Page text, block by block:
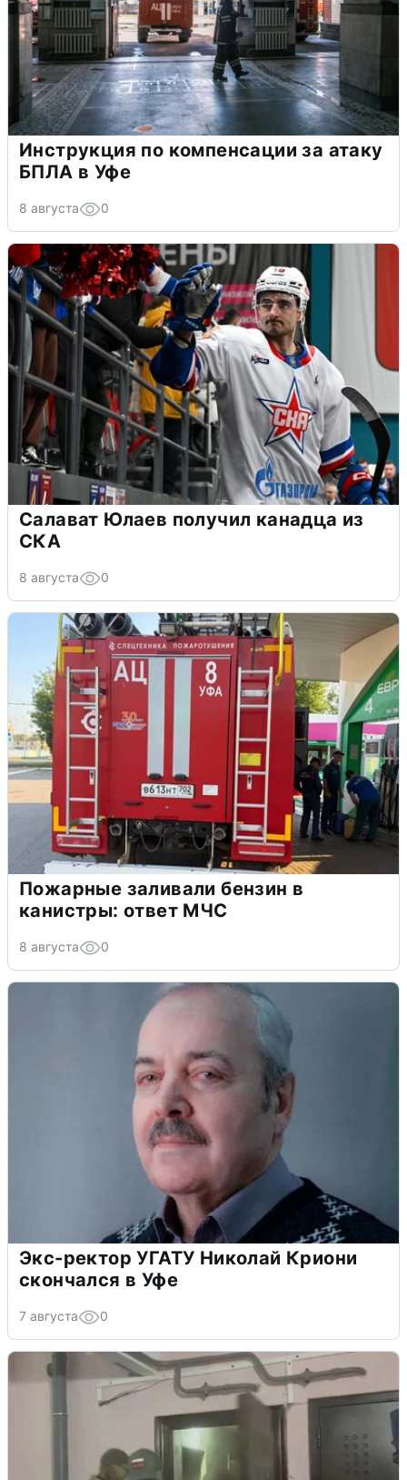
Инструкция по компенсации за атаку
БПЛА в Уфе
8 августа 0
Салават Юлаев получил канадца из
СКА
8 августа 0
Пожарные заливали бензин в
канистры: ответ МЧС
8 августа 0
Экс-ректор УГАТУ Николай Криони
скончался в Уфе
7 августа 0